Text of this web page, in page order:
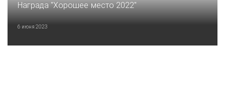
Награда "Хорошее место 2022"
6 июня 2023